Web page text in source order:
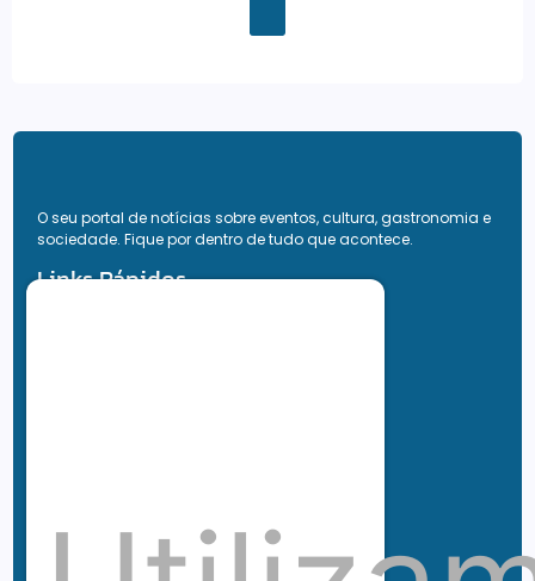
O seu portal de notícias sobre eventos, cultura, gastronomia e
sociedade. Fique por dentro de tudo que acontece.
Links Rápidos
Parceiros
Chez Bernard